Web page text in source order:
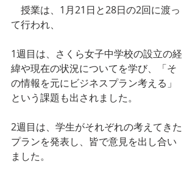
授業は、1月21日と28日の2回に渡っ
て行われ、
1週目は、さくら女子中学校の設立の経
緯や現在の状況についてを学び、「そ
の情報を元にビジネスプラン考える」
という課題も出されました。
2週目は、学生がそれぞれの考えてきた
プランを発表し、皆で意見を出し合い
ました。